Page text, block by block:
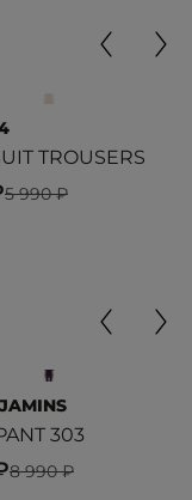
TROUSERS
5 990 ₽
303
8 990 ₽